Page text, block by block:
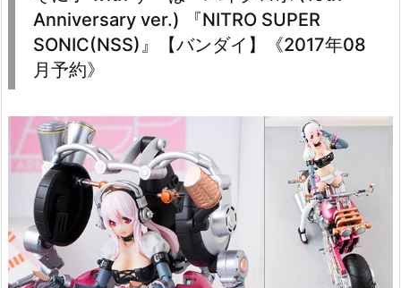
Anniversary ver.) 『NITRO SUPER
SONIC(NSS)』【バンダイ】《2017年08
月予約》